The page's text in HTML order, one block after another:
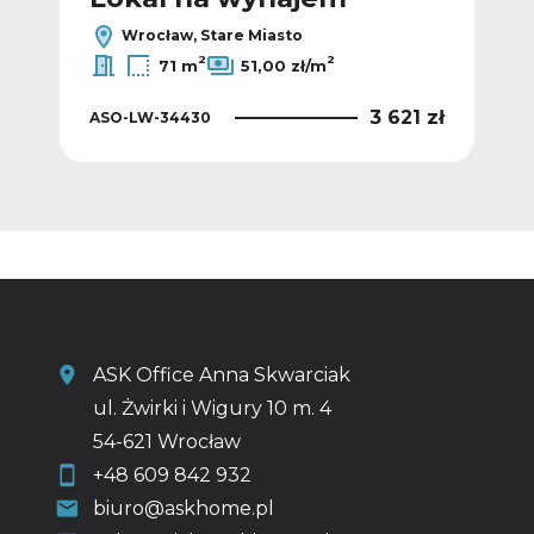
Wrocław, Stare Miasto
71 m2 51,00 zł/m2
ASO-LW-34430 3 621 zł
ASK Office Anna Skwarciak
ul. Żwirki i Wigury 10 m. 4
54-621 Wrocław
+48 609 842 932
biuro@askhome.pl